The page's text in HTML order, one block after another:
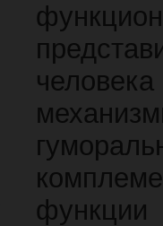
функции